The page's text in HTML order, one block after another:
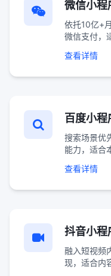
微信小程
依托10亿+
微信支付，
查看详情
百度小程
搜索场景优
能力，适合
查看详情
抖音小程
融入短视频
现，适合内